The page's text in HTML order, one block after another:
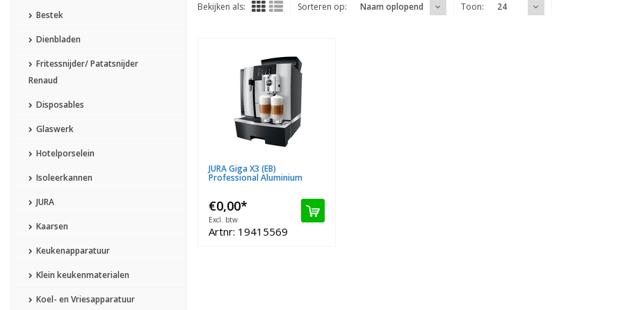
Bestek
Dienbladen
Fritessnijder/ Patatsnijder
Renaud
Disposables
Glaswerk
Hotelporselein
Isoleerkannen
JURA
Kaarsen
Keukenapparatuur
Klein keukenmaterialen
Koel- en Vriesapparatuur
Bekijken als: Sorteren op: Naam oplopend Toon: 24
JURA Giga X3 (EB)
Professional Aluminium
€0,00*
Excl. btw
Artnr: 19415569